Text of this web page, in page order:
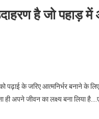
है जो पहाड़ में
पढ़ाई के जरिए आत्मनिर्भर बनाने के
अपने जीवन का लक्ष्य बना लिया